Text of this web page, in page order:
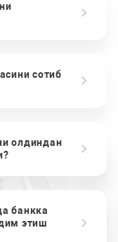
сотиб
олдиндан
банкка
этиш